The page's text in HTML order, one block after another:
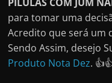
PÍLULAS COM JUM
para tomar uma
Acredito que será um
Sendo Assim, desejo
Produto Nota Dez.